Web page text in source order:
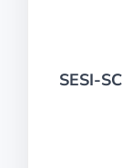
SESI-